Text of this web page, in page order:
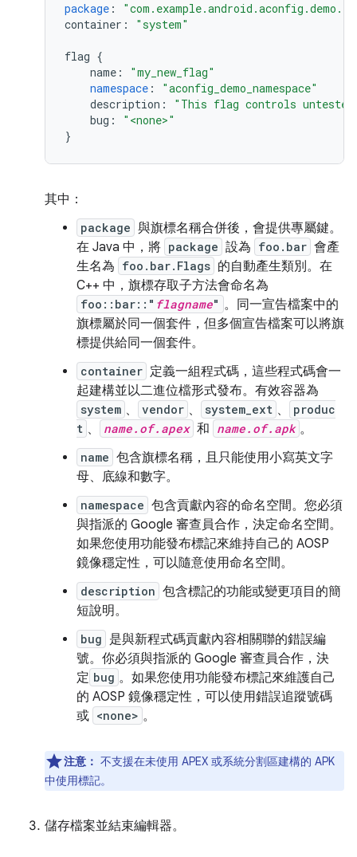
package :
container : "system"
flag {
name :
"my_new_flag"
namespace :
"aconfig_demo_namespace"
description :
"This flag controls untested
bug :
"<none>"
}
其中：
package 與旗標名稱合併後，會提供專屬鍵。
在 Java 中，將 package 設為 foo.bar 會產
生名為 foo.bar.Flags 的自動產生類別。在
C++ 中，旗標存取子方法會命名為
foo::bar::" flagname" 。同一宣告檔案中的
旗標屬於同一個套件，但多個宣告檔案可以將旗
標提供給同一個套件。
container 定義一組程式碼，這些程式碼會一
起建構並以二進位檔形式發布。有效容器為
system 、 vendor 、 system_ext 、
produc
t 、 name.of.apex 和 name.of.apk 。
name 包含旗標名稱，且只能使用小寫英文字
母、底線和數字。
namespace 包含貢獻內容的命名空間。您必須
與指派的 Google 審查員合作，決定命名空間。
如果您使用功能發布標記來維持自己的 AOSP
鏡像穩定性，可以隨意使用命名空間。
description 包含標記的功能或變更項目的簡
短說明。
bug 是與新程式碼貢獻內容相關聯的錯誤編
號。你必須與指派的 Google 審查員合作，決
定 bug 。如果您使用功能發布標記來維護自己
的 AOSP 鏡像穩定性，可以使用錯誤追蹤號碼
或 <none> 。
注意： 不支援在未使用 APEX 或系統分割區建構的 APK
中使用標記。
儲存檔案並結束編輯器。